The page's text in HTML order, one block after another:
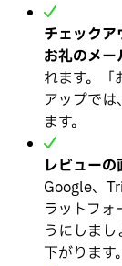
チェック
お礼のメー
れます。「
アップで
ます。
レビューの
Google、
ラットフ
うにしま
下がります。